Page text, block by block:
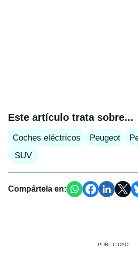
Este artículo trata sobre...
Coches eléctricos Peugeot
SUV
Compártela en: